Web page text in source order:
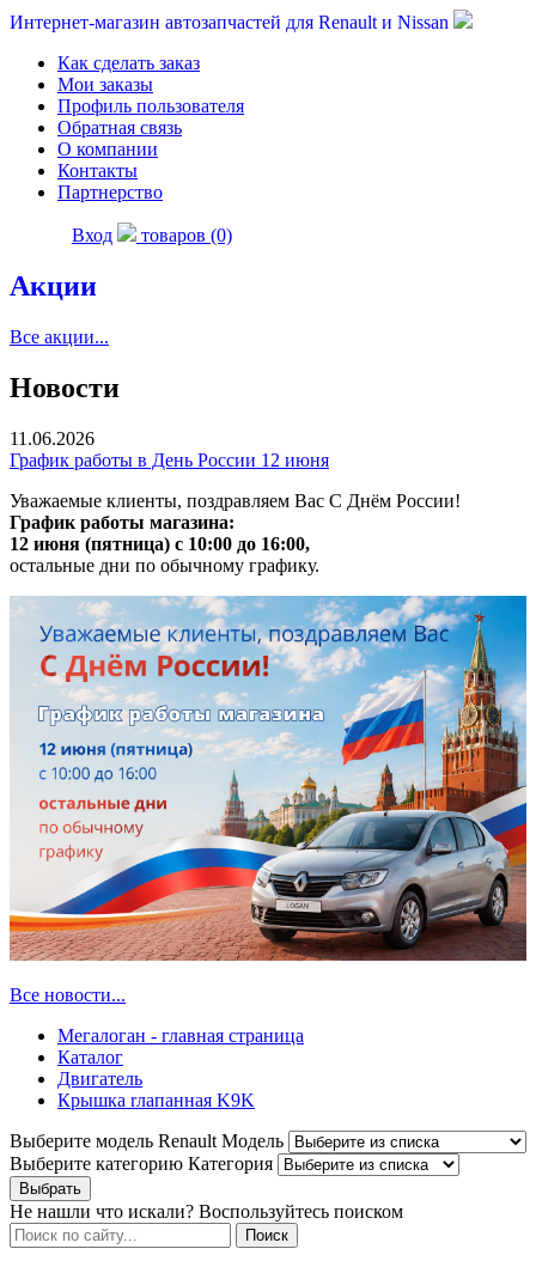
Интернет-магазин автозапчастей для Renault и Nissan
Как сделать заказ
Мои заказы
Профиль пользователя
Обратная связь
О компании
Контакты
Партнерство
Вход товаров (0)
Акции
Все акции...
Новости
11.06.2026
График работы в День России 12 июня
Уважаемые клиенты, поздравляем Вас С Днём России!
График работы магазина:
12 июня (пятница) с 10:00 до 16:00,
остальные дни по обычному графику.
Все новости...
Мегалоган - главная страница
Каталог
Двигатель
Крышка rлапанная K9K
Выберите модель Renault Модель
Выберите категорию Категория
Не нашли что искали? Воспользуйтесь поиском